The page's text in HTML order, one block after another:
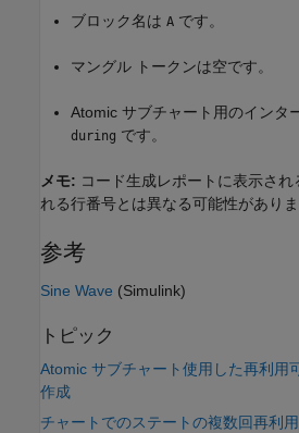
ブロック名は A です。
マングル トークンは空です。
Atomic サブチャート用のインタ
during です。
メモ: コード生成レポートに表示さ
れる行番号とは異なる可能性がありま
参考
Sine Wave (Simulink)
トピック
Atomic サブチャート使用した再利用
作成
チャートでのステートの複数回再利用